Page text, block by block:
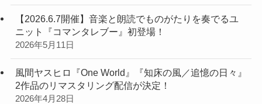
【2026.6.7開催】音楽と朗読でものがたりを奏でるユ
ニット『コマンタレブー』初登場！
2026年5月11日
風間ヤスヒロ『One World』『知床の風／追憶の日々』
2作品のリマスタリング配信が決定！
2026年4月28日